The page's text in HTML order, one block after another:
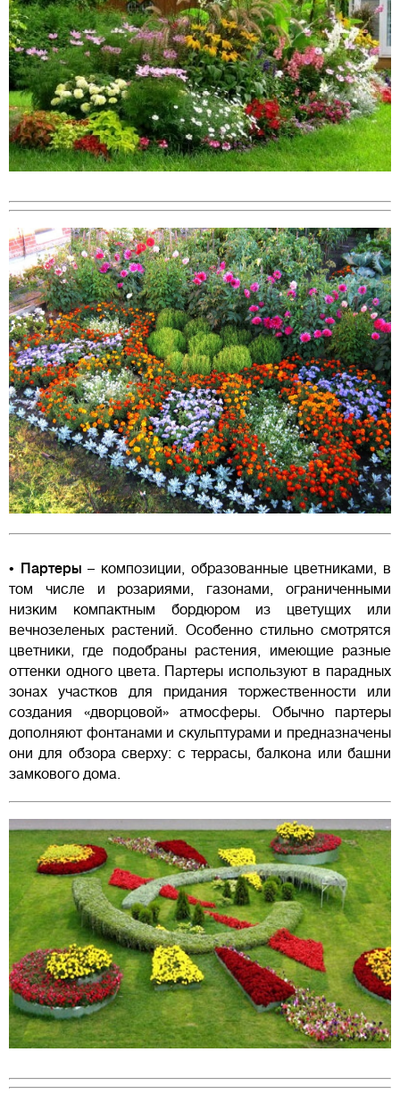
• Партеры – композиции, образованные цветниками, в
том числе и розариями, газонами, ограниченными
низким компактным бордюром из цветущих или
вечнозеленых растений. Особенно стильно смотрятся
цветники, где подобраны растения, имеющие разные
оттенки одного цвета. Партеры используют в парадных
зонах участков для придания торжественности или
создания «дворцовой» атмосферы. Обычно партеры
дополняют фонтанами и скульптурами и предназначены
они для обзора сверху: с террасы, балкона или башни
замкового дома.